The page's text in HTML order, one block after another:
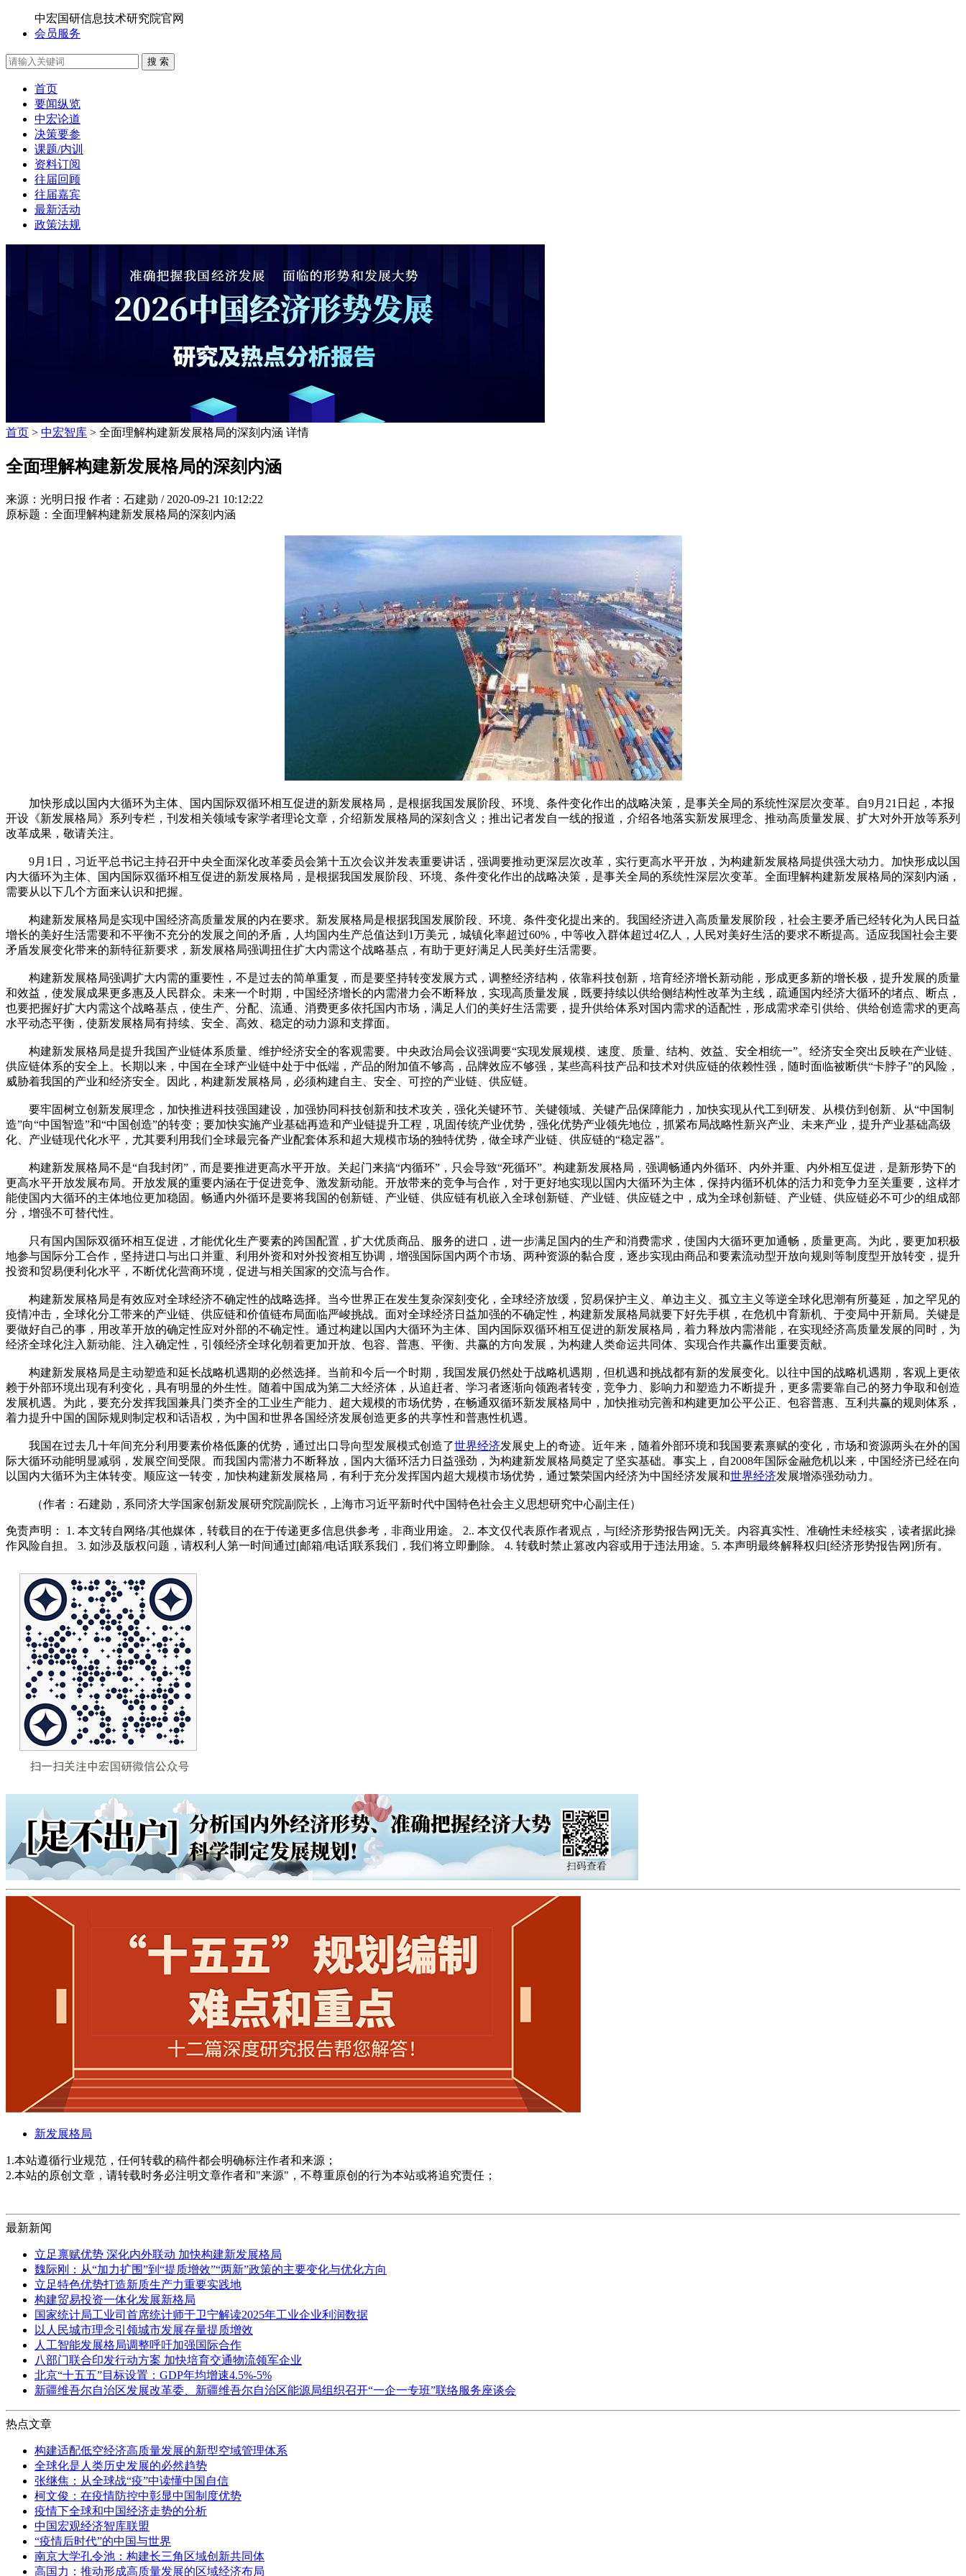
中宏国研信息技术研究院官网
会员服务
搜 索
首页
要闻纵览
中宏论道
决策要参
课题/内训
资料订阅
往届回顾
往届嘉宾
最新活动
政策法规
首页 > 中宏智库 > 全面理解构建新发展格局的深刻内涵 详情
全面理解构建新发展格局的深刻内涵
来源：光明日报 作者：石建勋 / 2020-09-21 10:12:22
原标题：全面理解构建新发展格局的深刻内涵
加快形成以国内大循环为主体、国内国际双循环相互促进的新发展格局，是根据我国发展阶段、环境、条件变化作出的战略决策，是事关全局的系统性深层次变革。自9月21日起，本报
开设《新发展格局》系列专栏，刊发相关领域专家学者理论文章，介绍新发展格局的深刻含义；推出记者发自一线的报道，介绍各地落实新发展理念、推动高质量发展、扩大对外开放等系列
改革成果，敬请关注。
9月1日，习近平总书记主持召开中央全面深化改革委员会第十五次会议并发表重要讲话，强调要推动更深层次改革，实行更高水平开放，为构建新发展格局提供强大动力。加快形成以国
内大循环为主体、国内国际双循环相互促进的新发展格局，是根据我国发展阶段、环境、条件变化作出的战略决策，是事关全局的系统性深层次变革。全面理解构建新发展格局的深刻内涵，
需要从以下几个方面来认识和把握。
构建新发展格局是实现中国经济高质量发展的内在要求。新发展格局是根据我国发展阶段、环境、条件变化提出来的。我国经济进入高质量发展阶段，社会主要矛盾已经转化为人民日益
增长的美好生活需要和不平衡不充分的发展之间的矛盾，人均国内生产总值达到1万美元，城镇化率超过60%，中等收入群体超过4亿人，人民对美好生活的要求不断提高。适应我国社会主要
矛盾发展变化带来的新特征新要求，新发展格局强调扭住扩大内需这个战略基点，有助于更好满足人民美好生活需要。
构建新发展格局强调扩大内需的重要性，不是过去的简单重复，而是要坚持转变发展方式，调整经济结构，依靠科技创新，培育经济增长新动能，形成更多新的增长极，提升发展的质量
和效益，使发展成果更多惠及人民群众。未来一个时期，中国经济增长的内需潜力会不断释放，实现高质量发展，既要持续以供给侧结构性改革为主线，疏通国内经济大循环的堵点、断点，
也要把握好扩大内需这个战略基点，使生产、分配、流通、消费更多依托国内市场，满足人们的美好生活需要，提升供给体系对国内需求的适配性，形成需求牵引供给、供给创造需求的更高
水平动态平衡，使新发展格局有持续、安全、高效、稳定的动力源和支撑面。
构建新发展格局是提升我国产业链体系质量、维护经济安全的客观需要。中央政治局会议强调要“实现发展规模、速度、质量、结构、效益、安全相统一”。经济安全突出反映在产业链、
供应链体系的安全上。长期以来，中国在全球产业链中处于中低端，产品的附加值不够高，品牌效应不够强，某些高科技产品和技术对供应链的依赖性强，随时面临被断供“卡脖子”的风险，
威胁着我国的产业和经济安全。因此，构建新发展格局，必须构建自主、安全、可控的产业链、供应链。
要牢固树立创新发展理念，加快推进科技强国建设，加强协同科技创新和技术攻关，强化关键环节、关键领域、关键产品保障能力，加快实现从代工到研发、从模仿到创新、从“中国制
造”向“中国智造”和“中国创造”的转变；要加快实施产业基础再造和产业链提升工程，巩固传统产业优势，强化优势产业领先地位，抓紧布局战略性新兴产业、未来产业，提升产业基础高级
化、产业链现代化水平，尤其要利用我们全球最完备产业配套体系和超大规模市场的独特优势，做全球产业链、供应链的“稳定器”。
构建新发展格局不是“自我封闭”，而是要推进更高水平开放。关起门来搞“内循环”，只会导致“死循环”。构建新发展格局，强调畅通内外循环、内外并重、内外相互促进，是新形势下的
更高水平开放发展布局。开放发展的重要内涵在于促进竞争、激发新动能。开放带来的竞争与合作，对于更好地实现以国内大循环为主体，保持内循环机体的活力和竞争力至关重要，这样才
能使国内大循环的主体地位更加稳固。畅通内外循环是要将我国的创新链、产业链、供应链有机嵌入全球创新链、产业链、供应链之中，成为全球创新链、产业链、供应链必不可少的组成部
分，增强不可替代性。
只有国内国际双循环相互促进，才能优化生产要素的跨国配置，扩大优质商品、服务的进口，进一步满足国内的生产和消费需求，使国内大循环更加通畅，质量更高。为此，要更加积极
地参与国际分工合作，坚持进口与出口并重、利用外资和对外投资相互协调，增强国际国内两个市场、两种资源的黏合度，逐步实现由商品和要素流动型开放向规则等制度型开放转变，提升
投资和贸易便利化水平，不断优化营商环境，促进与相关国家的交流与合作。
构建新发展格局是有效应对全球经济不确定性的战略选择。当今世界正在发生复杂深刻变化，全球经济放缓，贸易保护主义、单边主义、孤立主义等逆全球化思潮有所蔓延，加之罕见的
疫情冲击，全球化分工带来的产业链、供应链和价值链布局面临严峻挑战。面对全球经济日益加强的不确定性，构建新发展格局就要下好先手棋，在危机中育新机、于变局中开新局。关键是
要做好自己的事，用改革开放的确定性应对外部的不确定性。通过构建以国内大循环为主体、国内国际双循环相互促进的新发展格局，着力释放内需潜能，在实现经济高质量发展的同时，为
经济全球化注入新动能、注入确定性，引领经济全球化朝着更加开放、包容、普惠、平衡、共赢的方向发展，为构建人类命运共同体、实现合作共赢作出重要贡献。
构建新发展格局是主动塑造和延长战略机遇期的必然选择。当前和今后一个时期，我国发展仍然处于战略机遇期，但机遇和挑战都有新的发展变化。以往中国的战略机遇期，客观上更依
赖于外部环境出现有利变化，具有明显的外生性。随着中国成为第二大经济体，从追赶者、学习者逐渐向领跑者转变，竞争力、影响力和塑造力不断提升，更多需要靠自己的努力争取和创造
发展机遇。为此，要充分发挥我国兼具门类齐全的工业生产能力、超大规模的市场优势，在畅通双循环新发展格局中，加快推动完善和构建更加公平公正、包容普惠、互利共赢的规则体系，
着力提升中国的国际规则制定权和话语权，为中国和世界各国经济发展创造更多的共享性和普惠性机遇。
我国在过去几十年间充分利用要素价格低廉的优势，通过出口导向型发展模式创造了世界经济发展史上的奇迹。近年来，随着外部环境和我国要素禀赋的变化，市场和资源两头在外的国
际大循环动能明显减弱，发展空间受限。而我国内需潜力不断释放，国内大循环活力日益强劲，为构建新发展格局奠定了坚实基础。事实上，自2008年国际金融危机以来，中国经济已经在向
以国内大循环为主体转变。顺应这一转变，加快构建新发展格局，有利于充分发挥国内超大规模市场优势，通过繁荣国内经济为中国经济发展和世界经济发展增添强劲动力。
（作者：石建勋，系同济大学国家创新发展研究院副院长，上海市习近平新时代中国特色社会主义思想研究中心副主任）
免责声明： 1. 本文转自网络/其他媒体，转载目的在于传递更多信息供参考，非商业用途。 2.. 本文仅代表原作者观点，与[经济形势报告网]无关。内容真实性、准确性未经核实，读者据此操
作风险自担。 3. 如涉及版权问题，请权利人第一时间通过[邮箱/电话]联系我们，我们将立即删除。 4. 转载时禁止篡改内容或用于违法用途。5. 本声明最终解释权归[经济形势报告网]所有。
新发展格局
1.本站遵循行业规范，任何转载的稿件都会明确标注作者和来源；
2.本站的原创文章，请转载时务必注明文章作者和"来源"，不尊重原创的行为本站或将追究责任；
最新新闻
立足禀赋优势 深化内外联动 加快构建新发展格局
魏际刚：从“加力扩围”到“提质增效”“两新”政策的主要变化与优化方向
立足特色优势打造新质生产力重要实践地
构建贸易投资一体化发展新格局
国家统计局工业司首席统计师于卫宁解读2025年工业企业利润数据
以人民城市理念引领城市发展存量提质增效
人工智能发展格局调整呼吁加强国际合作
八部门联合印发行动方案 加快培育交通物流领军企业
北京“十五五”目标设置：GDP年均增速4.5%-5%
新疆维吾尔自治区发展改革委、新疆维吾尔自治区能源局组织召开“一企一专班”联络服务座谈会
热点文章
构建适配低空经济高质量发展的新型空域管理体系
全球化是人类历史发展的必然趋势
张继焦：从全球战“疫”中读懂中国自信
柯文俊：在疫情防控中彰显中国制度优势
疫情下全球和中国经济走势的分析
中国宏观经济智库联盟
“疫情后时代”的中国与世界
南京大学孔令池：构建长三角区域创新共同体
高国力：推动形成高质量发展的区域经济布局